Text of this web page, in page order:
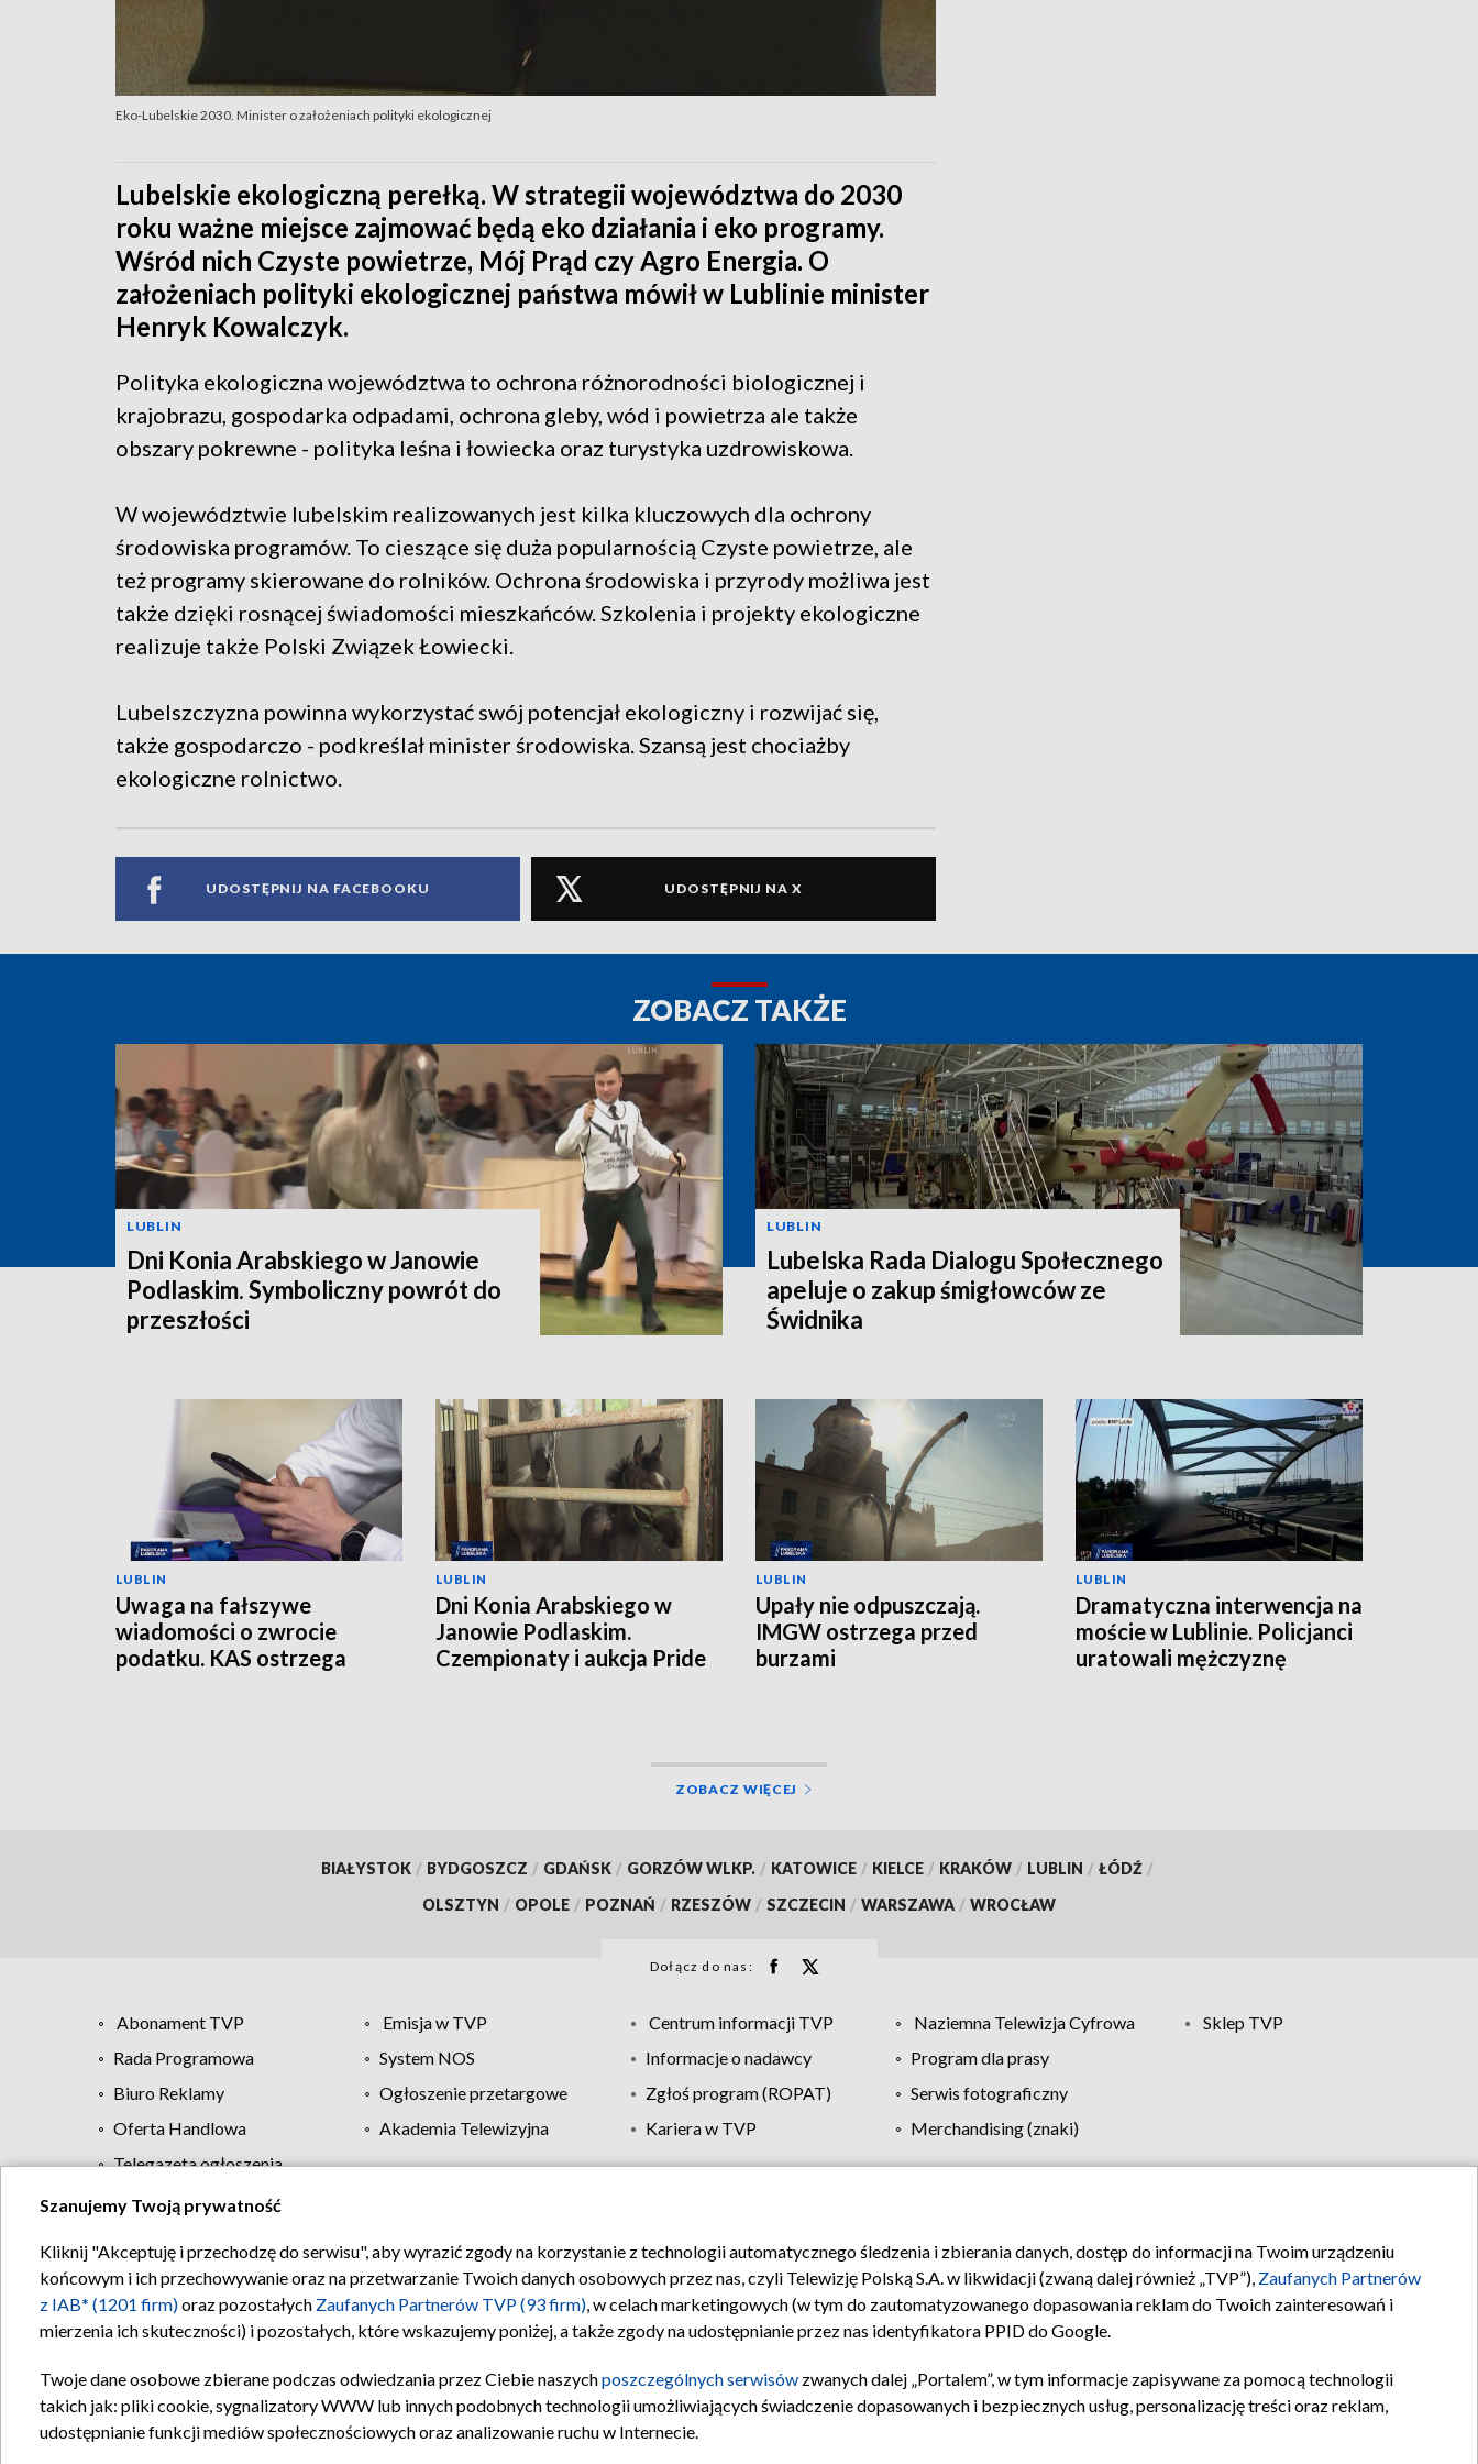
Eko-Lubelskie 2030. Minister o założeniach polityki ekologicznej
Lubelskie ekologiczną perełką. W strategii województwa do 2030
roku ważne miejsce zajmować będą eko działania i eko programy.
Wśród nich Czyste powietrze, Mój Prąd czy Agro Energia. O
założeniach polityki ekologicznej państwa mówił w Lublinie minister
Henryk Kowalczyk.
Polityka ekologiczna województwa to ochrona różnorodności biologicznej i
krajobrazu, gospodarka odpadami, ochrona gleby, wód i powietrza ale także
obszary pokrewne - polityka leśna i łowiecka oraz turystyka uzdrowiskowa.
W województwie lubelskim realizowanych jest kilka kluczowych dla ochrony
środowiska programów. To cieszące się duża popularnością Czyste powietrze, ale
też programy skierowane do rolników. Ochrona środowiska i przyrody możliwa jest
także dzięki rosnącej świadomości mieszkańców. Szkolenia i projekty ekologiczne
realizuje także Polski Związek Łowiecki.
Lubelszczyzna powinna wykorzystać swój potencjał ekologiczny i rozwijać się,
także gospodarczo - podkreślał minister środowiska. Szansą jest chociażby
ekologiczne rolnictwo.
UDOSTĘPNIJ NA FACEBOOKU UDOSTĘPNIJ NA X
ZOBACZ TAKŻE
LUBLIN
Dni Konia Arabskiego w Janowie
Podlaskim. Symboliczny powrót do
przeszłości
LUBLIN
Lubelska Rada Dialogu Społecznego
apeluje o zakup śmigłowców ze
Świdnika
LUBLIN
Uwaga na fałszywe
wiadomości o zwrocie
podatku. KAS ostrzega
LUBLIN
Dni Konia Arabskiego w
Janowie Podlaskim.
Czempionaty i aukcja Pride
LUBLIN
Upały nie odpuszczają.
IMGW ostrzega przed
burzami
LUBLIN
Dramatyczna interwencja na
moście w Lublinie. Policjanci
uratowali mężczyznę
ZOBACZ WIĘCEJ
BIAŁYSTOK / BYDGOSZCZ / GDAŃSK / GORZÓW WLKP. / KATOWICE / KIELCE / KRAKÓW / LUBLIN / ŁÓDŹ /
OLSZTYN / OPOLE / POZNAŃ / RZESZÓW / SZCZECIN / WARSZAWA / WROCŁAW
Dołącz do nas:
Abonament TVP Emisja w TVP Centrum informacji TVP Naziemna Telewizja Cyfrowa
Sklep TVP
Rada Programowa
System NOS Informacje o nadawcy
Program dla prasy
Biuro Reklamy
Ogłoszenie przetargowe Zgłoś program (ROPAT)
Serwis fotograficzny
Oferta Handlowa
Akademia Telewizyjna Kariera w TVP
Merchandising (znaki)
Telegazeta ogłoszenia
Regulamin TVP Polityka prywatności Moje zgody Pomoc Biuro reklamy Kontakt
Szanujemy Twoją prywatność
Kliknij "Akceptuję i przechodzę do serwisu", aby wyrazić zgody na korzystanie z technologii automatycznego śledzenia i zbierania danych, dostęp do informacji na Twoim urządzeniu
końcowym i ich przechowywanie oraz na przetwarzanie Twoich danych osobowych przez nas, czyli Telewizję Polską S.A. w likwidacji (zwaną dalej również „TVP”), Zaufanych Partnerów
z IAB* (1201 firm)oraz pozostałych Zaufanych Partnerów TVP (93 firm), w celach marketingowych (w tym do zautomatyzowanego dopasowania reklam do Twoich zainteresowań i
mierzenia ich skuteczności) i pozostałych, które wskazujemy poniżej, a także zgody na udostępnianie przez nas identyfikatora PPID do Google.
Twoje dane osobowe zbierane podczas odwiedzania przez Ciebie naszychposzczególnych serwisów zwanych dalej „Portalem”, w tym informacje zapisywane za pomocą technologii
takich jak: pliki cookie, sygnalizatory WWW lub innych podobnych technologii umożliwiających świadczenie dopasowanych i bezpiecznych usług, personalizację treści oraz reklam,
udostępnianie funkcji mediów społecznościowych oraz analizowanie ruchu w Internecie.